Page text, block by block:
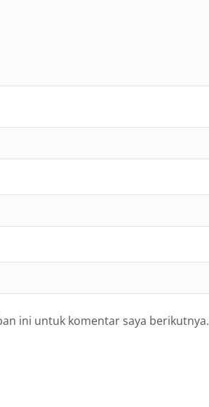
ini untuk komentar saya berikutnya.